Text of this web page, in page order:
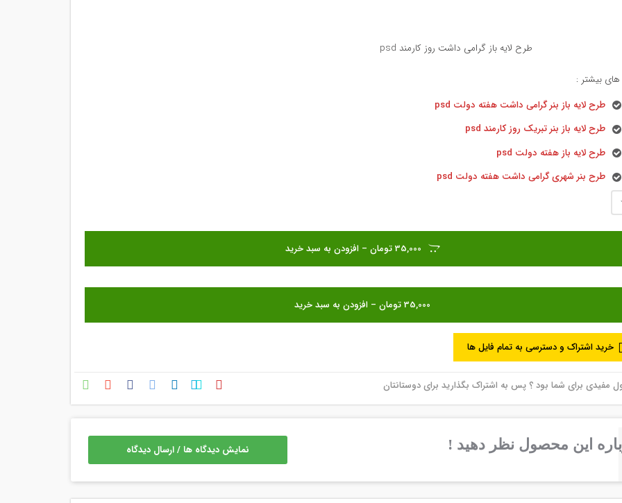
طرح لایه باز گرامی داشت روز کارمند psd
بیشتر :
طرح لایه باز بنر گرامی داشت هفته دولت psd
طرح لایه باز بنر تبریک روز کارمند psd
طرح لایه باز هفته دولت psd
طرح بنر شهری گرامی داشت هفته دولت psd
35,000 تومان – افزودن به سبد خرید
خرید اشتراک و دسترسی به تمام فایل ها
مفیدی برای شما بود ؟ پس به اشتراک بگذارید برای دوستانتان
این محصول نظر دهید ! نمایش دیدگاه ها / ارسال دیدگاه